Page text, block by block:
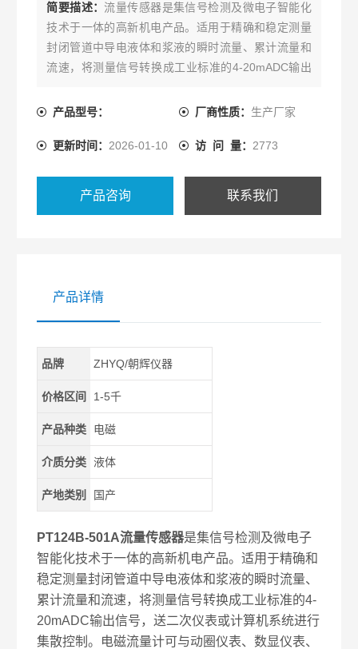
简要描述： 流量传感器是集信号检测及微电子智能化
技术于一体的高新机电产品。适用于精确和稳定测量
封闭管道中导电液体和浆液的瞬时流量、累计流量和
流速，将测量信号转换成工业标准的4-20mADC输出
产品型号：
厂商性质： 生产厂家
更新时间： 2026-01-10 访 问 量： 2773
产品咨询 联系我们
产品详情
品牌 ZHYQ/朝辉仪器
价格区间 1-5千
产品种类 电磁
介质分类 液体
产地类别 国产
PT124B-501A流量传感器是集信号检测及微电子
智能化技术于一体的高新机电产品。适用于精确和
稳定测量封闭管道中导电液体和浆液的瞬时流量、
累计流量和流速，将测量信号转换成工业标准的4-
20mADC输出信号，送二次仪表或计算机系统进行
集散控制。电磁流量计可与动圈仪表、数显仪表、